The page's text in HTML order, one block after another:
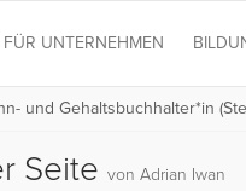
FÜR UNTERNEHMEN
und Gehaltsbuchhalter*in
Seite von Adrian Iwan